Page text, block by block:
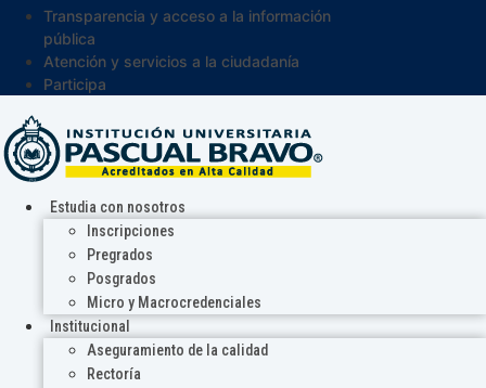
Transparencia y acceso a la información
pública
Atención y servicios a la ciudadanía
Participa
Estudia con nosotros
Inscripciones
Pregrados
Posgrados
Micro y Macrocredenciales
Institucional
Aseguramiento de la calidad
Rectoría